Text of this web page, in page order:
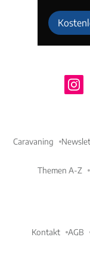
Caravaning
Themen A-Z
Kontakt AGB